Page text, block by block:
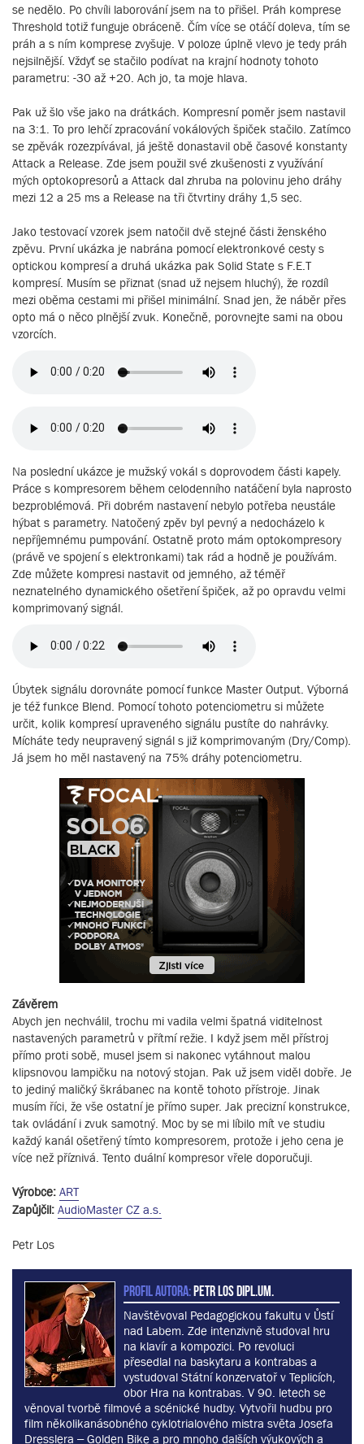
se nedělo. Po chvíli laborování jsem na to přišel. Práh komprese
Threshold totiž funguje obráceně. Čím více se otáčí doleva, tím se
práh a s ním komprese zvyšuje. V poloze úplně vlevo je tedy práh
nejsilnější. Vždyť se stačilo podívat na krajní hodnoty tohoto
parametru: -30 až +20. Ach jo, ta moje hlava.
Pak už šlo vše jako na drátkách. Kompresní poměr jsem nastavil
na 3:1. To pro lehčí zpracování vokálových špiček stačilo. Zatímco
se zpěvák rozezpívával, já ještě donastavil obě časové konstanty
Attack a Release. Zde jsem použil své zkušenosti z využívání
mých optokopresorů a Attack dal zhruba na polovinu jeho dráhy
mezi 12 a 25 ms a Release na tři čtvrtiny dráhy 1,5 sec.
Jako testovací vzorek jsem natočil dvě stejné části ženského
zpěvu. První ukázka je nabrána pomocí elektronkové cesty s
optickou kompresí a druhá ukázka pak Solid State s F.E.T
kompresí. Musím se přiznat (snad už nejsem hluchý), že rozdíl
mezi oběma cestami mi přišel minimální. Snad jen, že náběr přes
opto má o něco plnější zvuk. Konečně, porovnejte sami na obou
vzorcích.
Na poslední ukázce je mužský vokál s doprovodem části kapely.
Práce s kompresorem během celodenního natáčení byla naprosto
bezproblémová. Při dobrém nastavení nebylo potřeba neustále
hýbat s parametry. Natočený zpěv byl pevný a nedocházelo k
nepříjemnému pumpování. Ostatně proto mám optokompresory
(právě ve spojení s elektronkami) tak rád a hodně je používám.
Zde můžete kompresi nastavit od jemného, až téměř
neznatelného dynamického ošetření špiček, až po opravdu velmi
komprimovaný signál.
Úbytek signálu dorovnáte pomocí funkce Master Output. Výborná
je též funkce Blend. Pomocí tohoto potenciometru si můžete
určit, kolik kompresí upraveného signálu pustíte do nahrávky.
Mícháte tedy neupravený signál s již komprimovaným (Dry/Comp).
Já jsem ho měl nastavený na 75% dráhy potenciometru.
Závěrem
Abych jen nechválil, trochu mi vadila velmi špatná viditelnost
nastavených parametrů v přítmí režie. I když jsem měl přístroj
přímo proti sobě, musel jsem si nakonec vytáhnout malou
klipsnovou lampičku na notový stojan. Pak už jsem viděl dobře. Je
to jediný maličký škrábanec na kontě tohoto přístroje. Jinak
musím říci, že vše ostatní je přímo super. Jak precizní konstrukce,
tak ovládání i zvuk samotný. Moc by se mi líbilo mít ve studiu
každý kanál ošetřený tímto kompresorem, protože i jeho cena je
více než příznivá. Tento duální kompresor vřele doporučuji.
Výrobce: ART
Zapůjčil: AudioMaster CZ a.s.
Petr Los
PROFIL AUTORA:Petr Los dipl.um.
Navštěvoval Pedagogickou fakultu v Ůstí
nad Labem. Zde intenzivně studoval hru
na klavír a kompozici. Po revoluci
přesedlal na baskytaru a kontrabas a
vystudoval Státní konzervatoř v Teplicích,
obor Hra na kontrabas. V 90. letech se
věnoval tvorbě filmové a scénické hudby. Vytvořil hudbu pro
film několikanásobného cyklotrialového mistra světa Josefa
Dresslera – Golden Bike a pro mnoho dalších výukových a